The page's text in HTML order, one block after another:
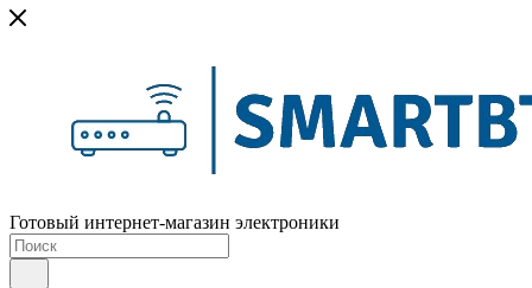
Готовый интернет-магазин электроники